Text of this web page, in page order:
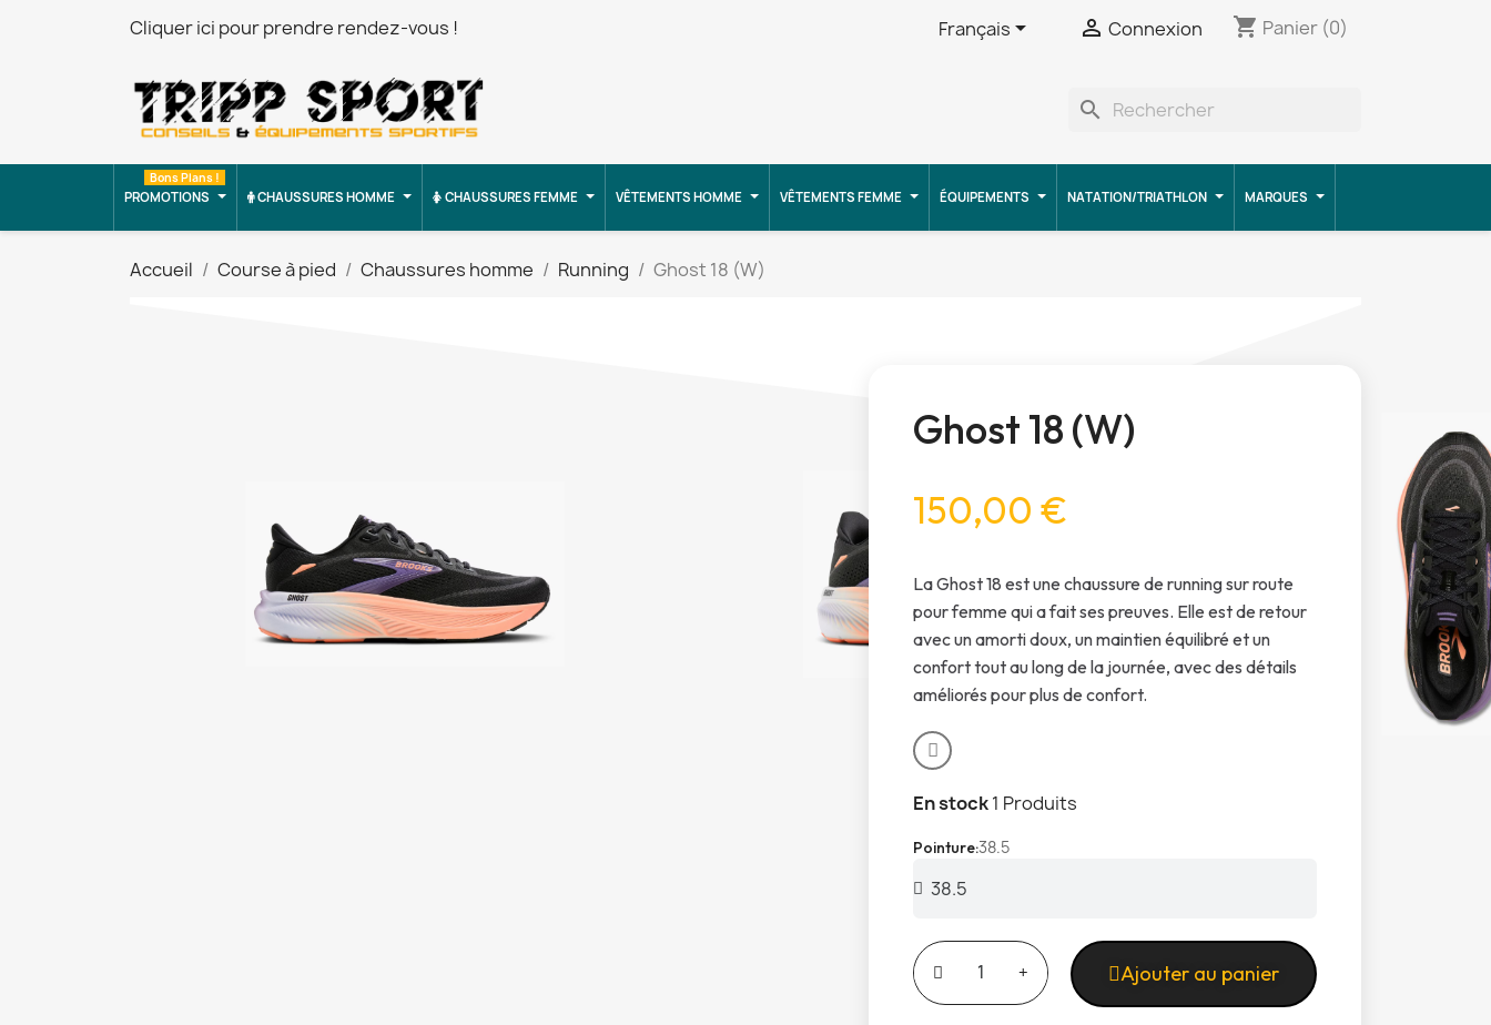
Cliquer ici pour prendre rendez-vous ! Français  Connexion shopping_cart Panier (0)
search
PROMOTIONS
Bons Plans !
CHAUSSURES HOMME CHAUSSURES FEMME VÊTEMENTS HOMME VÊTEMENTS FEMME ÉQUIPEMENTS NATATION/TRIATHLON MARQUES
Accueil Course à pied Chaussures homme Running Ghost 18 (W)
Ghost 18 (W)
150,00 €
La Ghost 18 est une chaussure de running sur route
pour femme qui a fait ses preuves. Elle est de retour
avec un amorti doux, un maintien équilibré et un
confort tout au long de la journée, avec des détails
améliorés pour plus de confort.
En stock1 Produits
Pointure 38.5
Ajouter au panier